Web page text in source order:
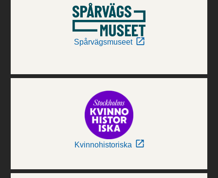
Spårvägsmuseet
Kvinnohistoriska